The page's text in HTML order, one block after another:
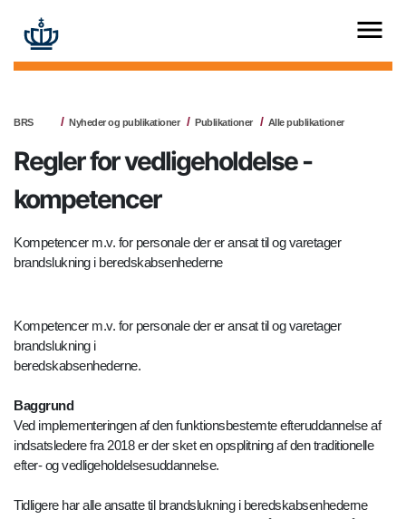
BRS Nyheder og publikationer Publikationer Alle publikationer
Regler for vedligeholdelse -
kompetencer
Kompetencer m.v. for personale der er ansat til og varetager
brandslukning i beredskabsenhederne
Kompetencer m.v. for personale der er ansat til og varetager
brandslukning i
beredskabsenhederne.
Baggrund
Ved implementeringen af den funktionsbestemte efteruddannelse af
indsatsledere fra 2018 er der sket en opsplitning af den traditionelle
efter- og vedligeholdelsesuddannelse.
Tidligere har alle ansatte til brandslukning i beredskabsenhederne